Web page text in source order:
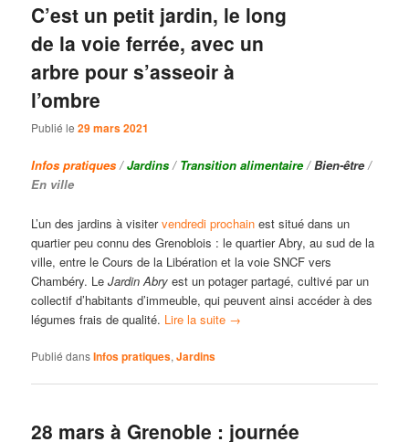
C’est un petit jardin, le long
de la voie ferrée, avec un
arbre pour s’asseoir à
l’ombre
Publié le29 mars 2021
Infos pratiques / Jardins / Transition alimentaire /Bien-être/
En ville
L’un des jardins à visitervendredi prochain est situé dans un
quartier peu connu des Grenoblois : le quartier Abry, au sud de la
ville, entre le Cours de la Libération et la voie SNCF vers
Chambéry. LeJardin Abry est un potager partagé, cultivé par un
collectif d’habitants d’immeuble, qui peuvent ainsi accéder à des
légumes frais de qualité. Lire la suite →
Publié dansInfos pratiques,Jardins
28 mars à Grenoble : journée